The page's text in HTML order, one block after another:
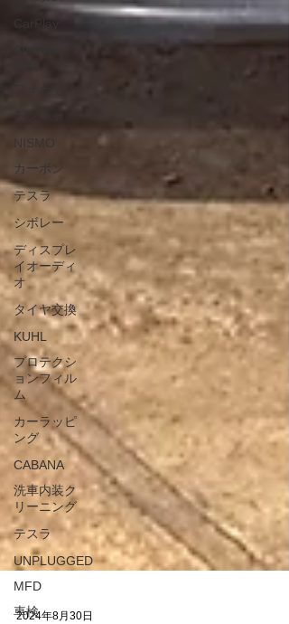
NISMO
カーボン
テスラ
シボレー
ディスプレ
イオーディ
オ
タイヤ交換
KUHL
プロテクシ
ョンフィル
ム
カーラッピ
ング
CABANA
洗車内装ク
リーニング
テスラ
UNPLUGGED
MFD
車検